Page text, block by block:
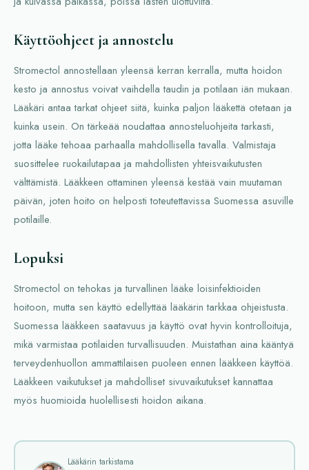
Käyttöohjeet ja annostelu
Stromectol annostellaan yleensä kerran kerralla, mutta hoidon
kesto ja annostus voivat vaihdella taudin ja potilaan iän mukaan.
Lääkäri antaa tarkat ohjeet siitä, kuinka paljon lääkettä otetaan ja
kuinka usein. On tärkeää noudattaa annosteluohjeita tarkasti,
jotta lääke tehoaa parhaalla mahdollisella tavalla. Valmistaja
suosittelee ruokailutapaa ja mahdollisten yhteisvaikutusten
välttämistä. Lääkkeen ottaminen yleensä kestää vain muutaman
päivän, joten hoito on helposti toteutettavissa Suomessa asuville
potilaille.
Lopuksi
Stromectol on tehokas ja turvallinen lääke loisinfektioiden
hoitoon, mutta sen käyttö edellyttää lääkärin tarkkaa ohjeistusta.
Suomessa lääkkeen saatavuus ja käyttö ovat hyvin kontrolloituja,
mikä varmistaa potilaiden turvallisuuden. Muistathan aina kääntyä
terveydenhuollon ammattilaisen puoleen ennen lääkkeen käyttöä.
Lääkkeen vaikutukset ja mahdolliset sivuvaikutukset kannattaa
myös huomioida huolellisesti hoidon aikana.
Lääkärin tarkistama